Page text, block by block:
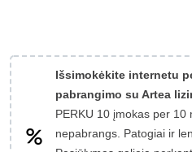
Išsimokėkite internetu
pabrangimo su Artea
PERKU 10 įmokas per
nepabrangs. Patogiai ir